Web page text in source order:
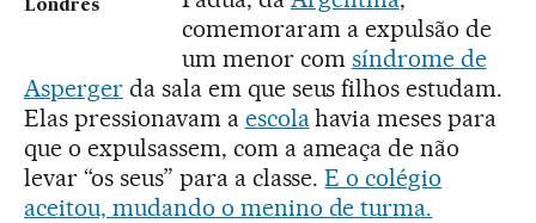
Londres
comemoraram a expulsão de
um menor com síndrome de
Aspergerda sala em que seus filhos estudam.
Elas pressionavam a escolahavia meses para
que o expulsassem, com a ameaça de não
levar “os seus” para a classe.E o colégio
aceitou, mudando o menino de turma.